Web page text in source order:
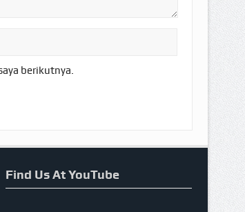
berikutnya.
Find Us At YouTube